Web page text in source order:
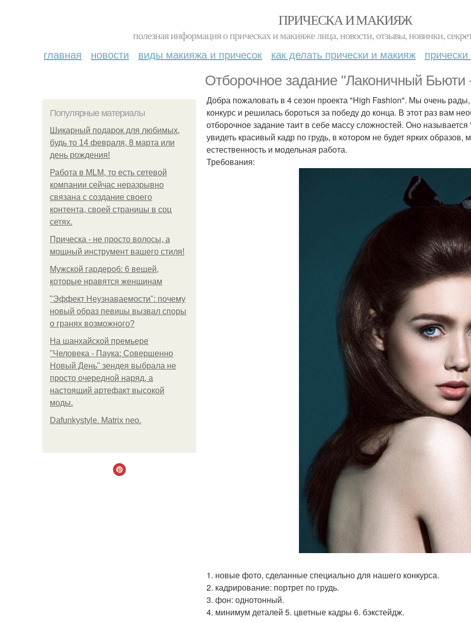
ПРИЧЕСКА И МАКИЯЖ
полезная информация о прическах и макияже лица, новости, отзывы, новинки,
главная новости виды макияжа и причесок как делать прически и макияж
Отборочное задание "Лаконичный Бьюти
Популярные материалы
Шикарный подарок для любимых,
будь то 14 февраля, 8 марта или
день рождения!
Работа в MLM, то есть сетевой
компании сейчас неразрывно
связана с создание своего
контента, своей страницы в соц
сетях.
Прическа - не просто волосы, а
мощный инструмент вашего стиля!
Мужской гардероб: 6 вещей,
которые нравятся женщинам
"Эффект Неузнаваемости": почему
новый образ певицы вызвал споры
о гранях возможного?
На шанхайской премьере
"Человека - Паука: Совершенно
Новый День" зендея выбрала не
просто очередной наряд, а
настоящий артефакт высокой
моды.
Dafunkystyle. Matrix neo.
Добра пожаловать в 4 сезон проекта "High Fashion". Мы очень
конкурс и решилась бороться за победу до конца. В этот раз вам
отборочное задание таит в себе массу сложностей. Оно
увидеть красивый кадр по грудь, в котором не будет ярких
естественность и модельная работа.
Требования:
1. новые фото, сделанные специально для нашего конкурса.
2. кадрирование: портрет по грудь.
3. фон: однотонный.
4. минимум деталей 5. цветные кадры 6. бэкстейдж.